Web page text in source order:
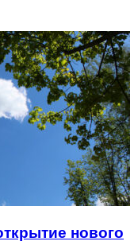
нового